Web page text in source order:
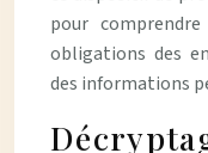
pour
obligations des
des informations